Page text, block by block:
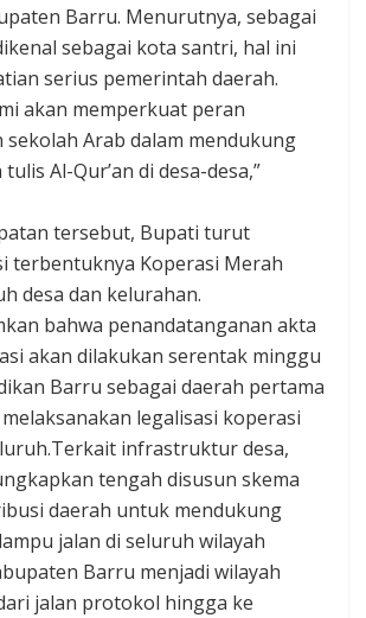
Barru. Menurutnya, sebagai
sebagai kota santri, hal ini
serius pemerintah daerah.
akan memperkuat peran
sekolah Arab dalam mendukung
Al-Qur’an di desa-desa,”
tersebut, Bupati turut
terbentuknya Koperasi Merah
desa dan kelurahan.
bahwa penandatanganan akta
akan dilakukan serentak minggu
Barru sebagai daerah pertama
legalisasi koperasi
infrastruktur desa,
tengah disusun skema
daerah untuk mendukung
jalan di seluruh wilayah
Barru menjadi wilayah
jalan protokol hingga ke